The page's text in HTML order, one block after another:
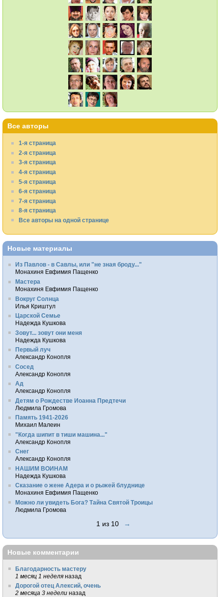
Все авторы
1-я страница
2-я страница
3-я страница
4-я страница
5-я страница
6-я страница
7-я страница
8-я страница
Все авторы на одной странице
Новые материалы
Из Павлов - в Савлы, или "не зная броду..."
Монахиня Евфимия Пащенко
Мастера
Монахиня Евфимия Пащенко
Вокруг Солнца
Илья Криштул
Царской Семье
Надежда Кушкова
Зовут... зовут они меня
Надежда Кушкова
Первый луч
Александр Конопля
Сосед
Александр Конопля
Ад
Александр Конопля
Детям о Рождестве Иоанна Предтечи
Людмила Громова
Память 1941-2026
Михаил Малеин
"Когда шипит в тиши машина..."
Александр Конопля
Снег
Александр Конопля
НАШИМ ВОИНАМ
Надежда Кушкова
Сказание о жене Адера и о рыжей блуднице
Монахиня Евфимия Пащенко
Можно ли увидеть Бога? Тайна Святой Троицы
Людмила Громова
1 из 10 →
Новые комментарии
Благодарность мастеру
1 месяц 1 неделя назад
Дорогой отец Алексий, очень
2 месяца 3 недели назад